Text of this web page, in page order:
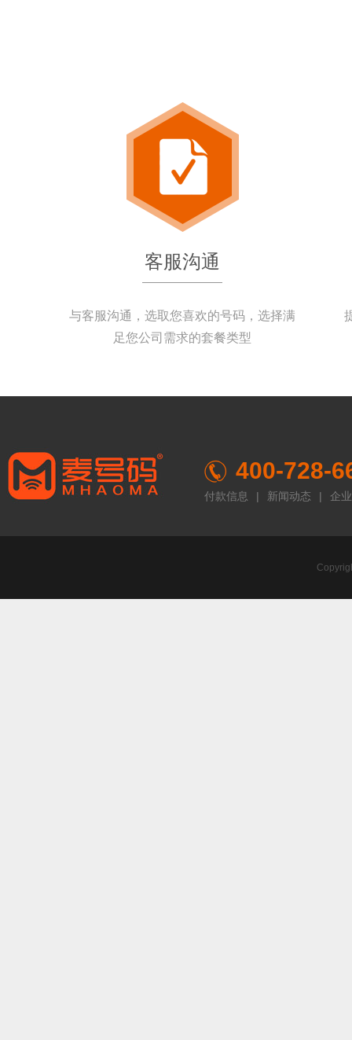
客服沟通
与客服沟通，选取您喜欢的号码，选择满
足您公司需求的套餐类型
400-728-
付款信息 | 新闻动态 | 企